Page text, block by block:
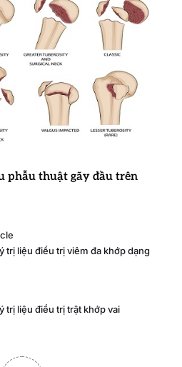
phẫu thuật gãy đầu trên
trị liệu điều trị viêm đa khớp dạng
trị liệu điều trị trật khớp vai